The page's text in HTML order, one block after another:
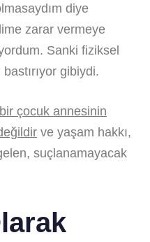
diye
zarar vermeye
Sanki fiziksel
gibiydi.
çocuk annesinin
ve yaşam hakkı,
suçlanamayacak